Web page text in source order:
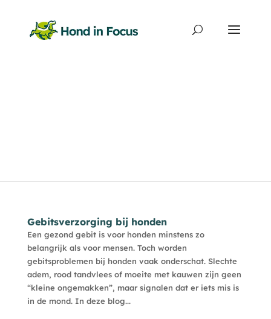
Gebitsverzorging bij honden
Een gezond gebit is voor honden minstens zo
belangrijk als voor mensen. Toch worden
gebitsproblemen bij honden vaak onderschat. Slechte
adem, rood tandvlees of moeite met kauwen zijn geen
“kleine ongemakken”, maar signalen dat er iets mis is
in de mond. In deze blog...